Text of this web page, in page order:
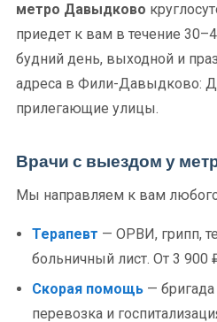
метро Давыдково
приедет к вам в течение
будний день, выходной и
адреса в Фили-Давыдково:
прилегающие улицы.
Врачи с выездом у
Мы направляем к вам любого
Терапевт — ОРВИ, грипп,
больничный лист. От 3 900
Скорая помощь —
перевозка и